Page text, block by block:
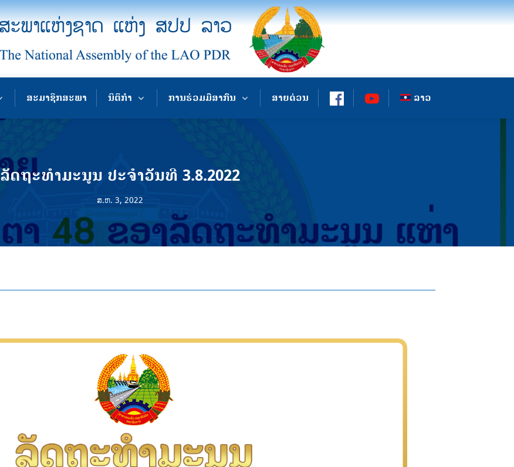
ສະມາຊິກສະພາ ນິຕິກຳ ການຮ່ວມມືສາກົນ ສາຍດ່ວນ ລາວ
ລັດຖະທຳມະນູນ ປະຈຳວັນທີ 3.8.2022
ສ.ຫ. 3, 2022